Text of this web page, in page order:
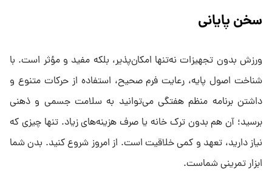
سخن پایانی
ورزش بدون تجهیزات نه‌تنها امکان‌پذیر، بلکه مفید و مؤثر است. با
شناخت اصول پایه، رعایت فرم صحیح، استفاده از حرکات متنوع و
داشتن برنامه منظم هفتگی می‌توانید به سلامت جسمی و ذهنی
برسید؛ آن هم بدون ترک خانه یا صرف هزینه‌های زیاد. تنها چیزی که
نیاز دارید، تعهد و کمی خلاقیت است. از امروز شروع کنید. بدن شما
ابزار تمرینی شماست.